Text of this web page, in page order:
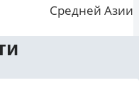
Средней Азии